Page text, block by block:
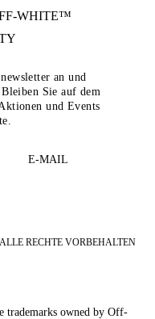
WHITE™
an und
Sie auf dem
und Events
E-MAIL
ALLE RECHTE VORBEHALTEN
owned by Off-